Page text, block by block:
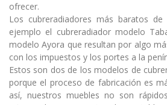
ofrecer.
Los cubreradiadores más baratos
ejemplo el cubreradiador modelo
modelo Ayora que resultan por algo
con los impuestos y los portes a la
Estos son dos de los modelos de
porque el proceso de fabricación es
así, nuestros muebles no son